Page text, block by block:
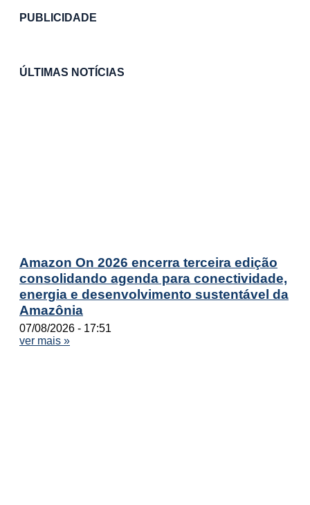
PUBLICIDADE
ÚLTIMAS NOTÍCIAS
Amazon On 2026 encerra terceira edição
consolidando agenda para conectividade,
energia e desenvolvimento sustentável da
Amazônia
07/08/2026
17:51
ver mais »